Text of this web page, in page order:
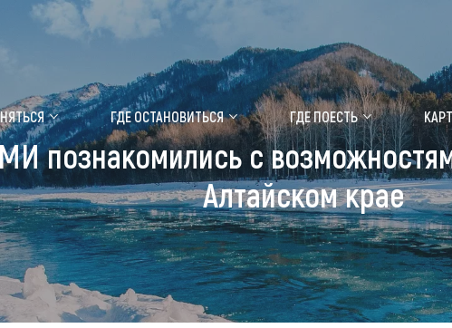
Цветение маральника
Где побывать
Объекты природы
Объекты истории и культуры
Объекты развлечений
Топ туристических мест
Чем
Календарь
Аудиогид
Мой маршрут
ГДЕ ОСТАНОВИТЬСЯ ГДЕ ПОЕСТЬ
познакомились с
Алтайском крае